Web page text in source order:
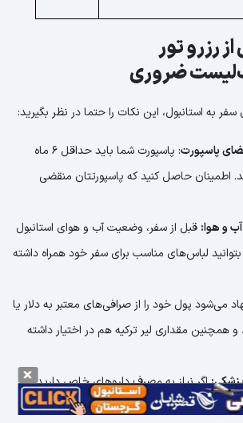
رزرو تور
ضروری
سفر به استانبول، این نکات را حتما در نظر بگیرید:
پاسپورت
: پاسپورت شما باید حداقل ۶ ماه
اطمینان حاصل کنید که پاسپورتتان منقضی
و هوا: قبل از سفر، وضعیت آب و هوای استانبول
بتوانید لباس‌های مناسب برای سفر خود همراه داشته
می‌شود پول خود را از صرافی‌های معتبر به دلار یا
و همچنین مقداری لیر ترکیه هم در اختیار داشته
اگر نیاز به مصرف داروهای خاص دارید،
را همراه داشته باشید.